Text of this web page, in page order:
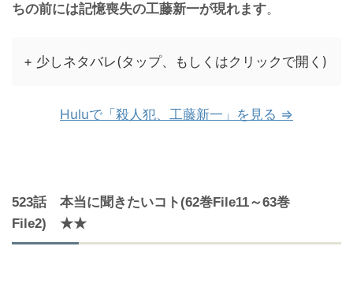
ちの前には記憶喪失の工藤新一が現れます。
+ 少しネタバレ(タップ、もしくはクリックで開く)
Huluで「殺人犯、工藤新一」を見る ⇒
523話 本当に聞きたいコト(62巻File11～63巻
File2) ★★